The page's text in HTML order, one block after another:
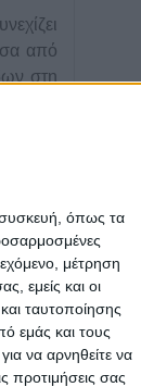
συσκευή, όπως τα
μέτρηση
εμείς και οι
ταυτοποίησης
εμάς και τους
να αρνηθείτε να
προτιμήσεις σας
από
στη
Spa
in its